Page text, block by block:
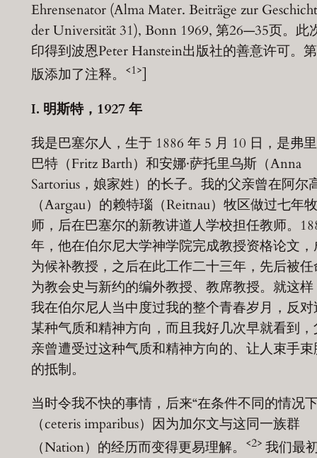
Ehrensenator (Alma Mater. Beiträge zur
der Universität 31), Bonn 1969, 第26—35页。此
印得到波恩Peter Hanstein出版社的善意许可。
版添加了注释。
<1>
I. 明斯特，1927 年
我是巴塞尔人，生于 1886 年 5 月 10 日，是弗里
巴特（Fritz Barth）和安娜·萨托里乌斯（Anna
Sartorius，娘家姓）的长子。我的父亲曾在阿尔
（Aargau）的赖特瑙（Reitnau）牧区做过七年牧
师，后在巴塞尔的新教讲道人学校担任教师。
年，他在伯尔尼大学神学院完成教授资格论文，
为候补教授，之后在此工作二十三年，先后被任
为教会史与新约的编外教授、教席教授。就这样
我在伯尔尼人当中度过我的整个青春岁月，反对
某种气质和精神方向，而且我好几次早就看到，
亲曾遭受过这种气质和精神方向的、让人束手束
的抵制。
当时令我不快的事情，后来“在条件不同的情况
（ceteris imparibus）因为加尔文与这同一族群
（Nation）的经历而变得更易理解。
<2> 我们最